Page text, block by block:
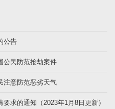
公告
公民防范抢劫案件
注意防范恶劣天气
求的通知（2023年1月8日更新）